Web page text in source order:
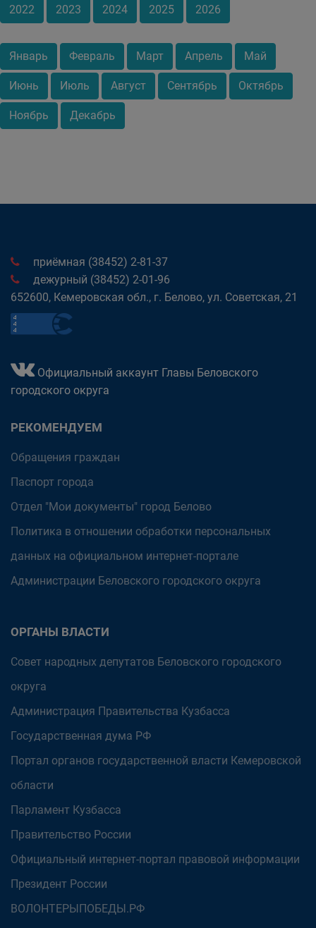
2022 2023 2024 2025 2026
Январь Февраль Март Апрель Май
Июнь Июль Август Сентябрь Октябрь
Ноябрь Декабрь
приёмная (38452) 2-81-37
дежурный (38452) 2-01-96
652600, Кемеровская обл., г. Белово, ул. Советская, 21
Официальный аккаунт Главы Беловского
городского округа
РЕКОМЕНДУЕМ
Обращения граждан
Паспорт города
Отдел "Мои документы" город Белово
Политика в отношении обработки персональных
данных на официальном интернет-портале
Администрации Беловского городского округа
ОРГАНЫ ВЛАСТИ
Совет народных депутатов Беловского городского
округа
Администрация Правительства Кузбасса
Государственная дума РФ
Портал органов государственной власти Кемеровской
области
Парламент Кузбасса
Правительство России
Официальный интернет-портал правовой информации
Президент России
ВОЛОНТЕРЫПОБЕДЫ.РФ